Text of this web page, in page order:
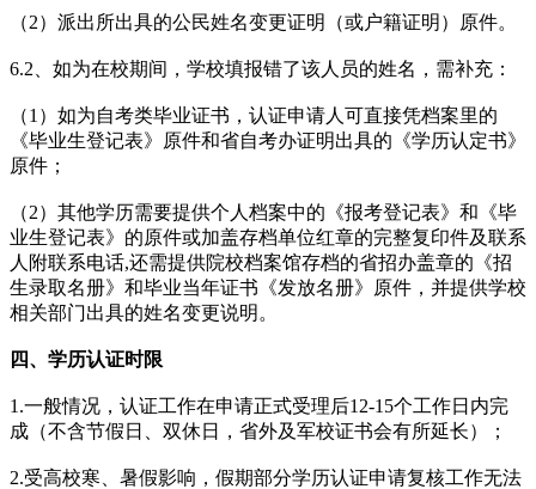
（2）派出所出具的公民姓名变更证明（或户籍证明）原件。
6.2、如为在校期间，学校填报错了该人员的姓名，需补充：
（1）如为自考类毕业证书，认证申请人可直接凭档案里的
《毕业生登记表》原件和省自考办证明出具的《学历认定书》
原件；
（2）其他学历需要提供个人档案中的《报考登记表》和《毕
业生登记表》的原件或加盖存档单位红章的完整复印件及联系
人附联系电话,还需提供院校档案馆存档的省招办盖章的《招
生录取名册》和毕业当年证书《发放名册》原件，并提供学校
相关部门出具的姓名变更说明。
四、学历认证时限
1.一般情况，认证工作在申请正式受理后12-15个工作日内完
成（不含节假日、双休日，省外及军校证书会有所延长）；
2.受高校寒、暑假影响，假期部分学历认证申请复核工作无法